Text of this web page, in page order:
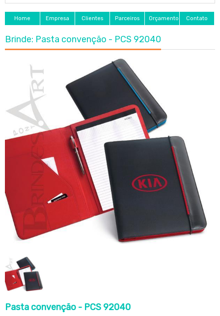
Home Empresa Clientes Parceiros Orçamento Contato
Brinde: Pasta convenção - PCS 92040
Pasta convenção - PCS 92040